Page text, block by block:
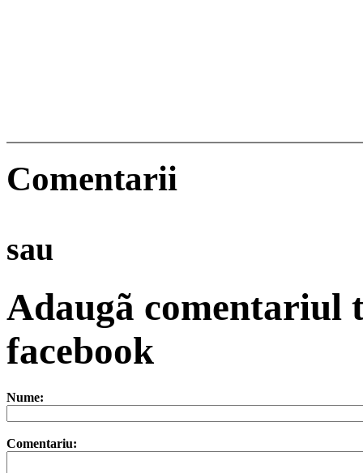
Comentarii
sau
Adaugã comentariul
facebook
Nume:
Comentariu: